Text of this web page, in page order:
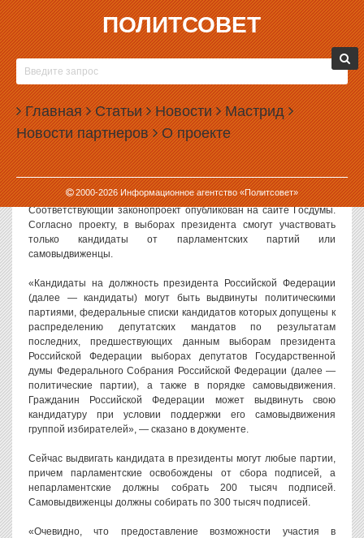
ПОЛИТСОВЕТ
Главная Статьи Новости Мастрид
Новости партнеров О проекте
2000-2026Информационное агентство «Политсовет»
06.02.2017, 16:18
ЛДПР ПРЕДЛОЖИЛА ЗАПРЕТИТЬ
НЕПАРЛАМЕНТСКИМ ПАРТИЯМ ВЫДВИГАТЬ
КАНДИДАТОВ В ПРЕЗИДЕНТЫ
Партия ЛДПР разработала и внесла законопроект о новом
порядке выдвижения кандидатов в президенты. Если закон будет
принят, то непарламентские партии не смогут выдвигать своих
кандидатов в президенты РФ.
Соответствующий законопроект опубликован на сайте Госдумы.
Согласно проекту, в выборах президента смогут участвовать
только кандидаты от парламентских партий или
самовыдвиженцы.
«Кандидаты на должность президента Российской Федерации
(далее — кандидаты) могут быть выдвинуты политическими
партиями, федеральные списки кандидатов которых допущены к
распределению депутатских мандатов по результатам
последних, предшествующих данным выборам президента
Российской Федерации выборах депутатов Государственной
думы Федерального Собрания Российской Федерации (далее —
политические партии), а также в порядке самовыдвижения.
Гражданин Российской Федерации может выдвинуть свою
кандидатуру при условии поддержки его самовыдвижения
группой избирателей», — сказано в документе.
Сейчас выдвигать кандидата в президенты могут любые партии,
причем парламентские освобождены от сбора подписей, а
непарламентские должны собрать 200 тысяч подписей.
Самовыдвиженцы должны собирать по 300 тысяч подписей.
«Очевидно, что предоставление возможности участия в